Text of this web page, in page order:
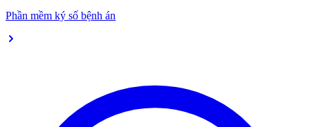
Phần mềm ký số bệnh án